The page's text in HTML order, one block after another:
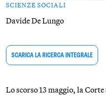
SCIENZE SOCIALI
Davide De Lungo
SCARICA LA RICERCA INTEGRALE
Lo scorso 13 maggio, la